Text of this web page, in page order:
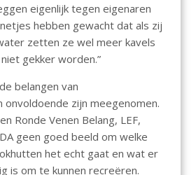
eigenlijk tegen eigenaren
hebben gewacht dat als zij
zetten ze wel meer kavels
gekker worden.”
belangen van
onvoldoende zijn meegenomen.
Ronde Venen Belang, LEF,
geen goed beeld om welke
het echt gaat en wat er
is om te kunnen recreëren.